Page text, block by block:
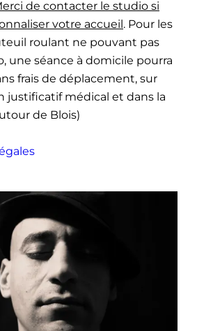
de contacter le studio si
votre accueil. Pour les
roulant ne pouvant pas
une séance à domicile pourra
frais de déplacement, sur
justificatif médical et dans la
de Blois)